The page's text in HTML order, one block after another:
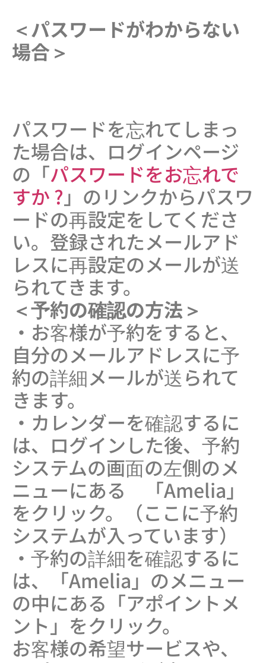
＜パスワードがわからない
場合＞
パスワードを忘れてしまっ
た場合は、ログインページ
の「パスワードをお忘れで
すか ? 」のリンクからパスワ
ードの再設定をしてくださ
い。登録されたメールアド
レスに再設定のメールが送
られてきます。
＜予約の確認の方法＞
・お客様が予約をすると、
自分のメールアドレスに予
約の詳細メールが送られて
きます。
・カレンダーを確認するに
は、ログインした後、予約
システムの画面の左側のメ
ニューにある 「Amelia」
をクリック。（ここに予約
システムが入っています）
・予約の詳細を確認するに
は、「Amelia」のメニュー
の中にある「アポイントメ
ント」をクリック。
お客様の希望サービスや、